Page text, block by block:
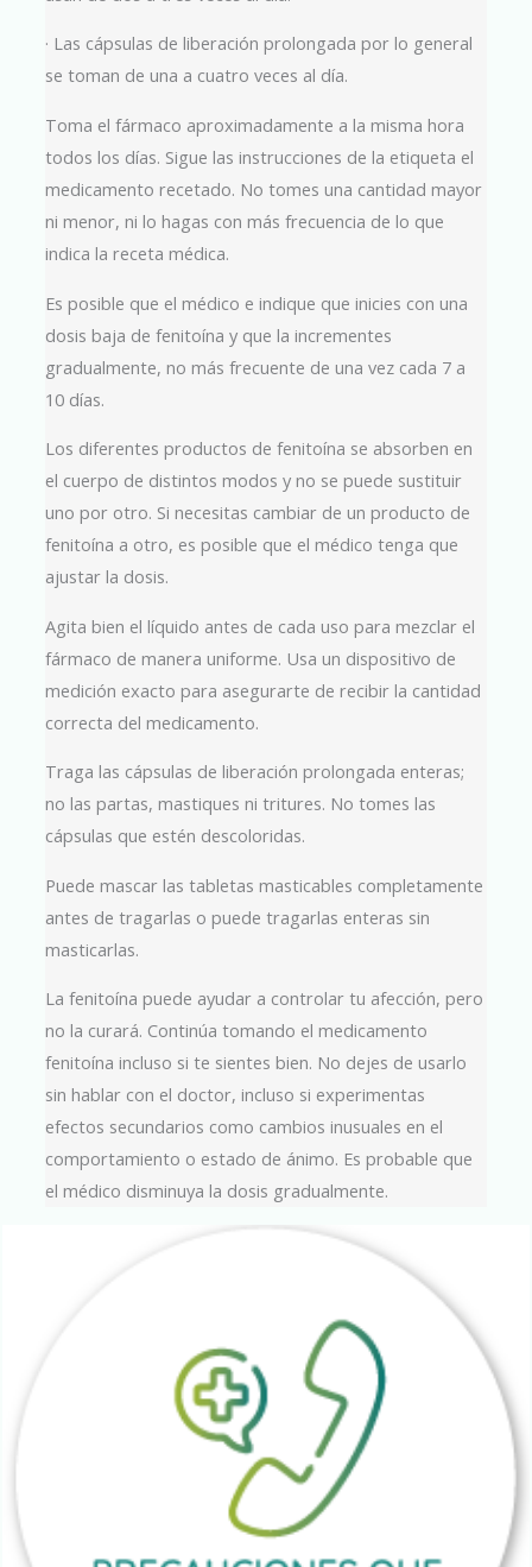
· Las cápsulas de liberación prolongada por lo general
se toman de una a cuatro veces al día.
Toma el fármaco aproximadamente a la misma hora
todos los días. Sigue las instrucciones de la etiqueta el
medicamento recetado. No tomes una cantidad mayor
ni menor, ni lo hagas con más frecuencia de lo que
indica la receta médica.
Es posible que el médico e indique que inicies con una
dosis baja de fenitoína y que la incrementes
gradualmente, no más frecuente de una vez cada 7 a
10 días.
Los diferentes productos de fenitoína se absorben en
el cuerpo de distintos modos y no se puede sustituir
uno por otro. Si necesitas cambiar de un producto de
fenitoína a otro, es posible que el médico tenga que
ajustar la dosis.
Agita bien el líquido antes de cada uso para mezclar el
fármaco de manera uniforme. Usa un dispositivo de
medición exacto para asegurarte de recibir la cantidad
correcta del medicamento.
Traga las cápsulas de liberación prolongada enteras;
no las partas, mastiques ni tritures. No tomes las
cápsulas que estén descoloridas.
Puede mascar las tabletas masticables completamente
antes de tragarlas o puede tragarlas enteras sin
masticarlas.
La fenitoína puede ayudar a controlar tu afección, pero
no la curará. Continúa tomando el medicamento
fenitoína incluso si te sientes bien. No dejes de usarlo
sin hablar con el doctor, incluso si experimentas
efectos secundarios como cambios inusuales en el
comportamiento o estado de ánimo. Es probable que
el médico disminuya la dosis gradualmente.